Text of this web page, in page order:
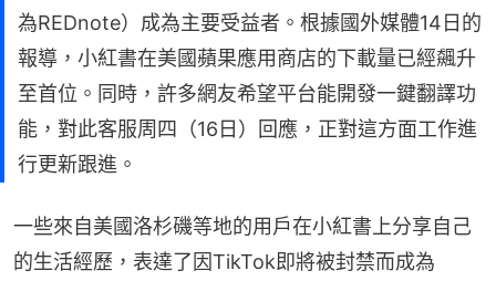
為REDnote）成為主要受益者。根據國外媒體14日的
報導，小紅書在美國蘋果應用商店的下載量已經飆升
至首位。同時，許多網友希望平台能開發一鍵翻譯功
能，對此客服周四（16日）回應，正對這方面工作進
行更新跟進。
一些來自美國洛杉磯等地的用戶在小紅書上分享自己
的生活經歷，表達了因TikTok即將被封禁而成為